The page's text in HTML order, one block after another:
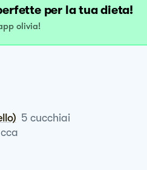
per la tua dieta!
olivia!
5 cucchiai